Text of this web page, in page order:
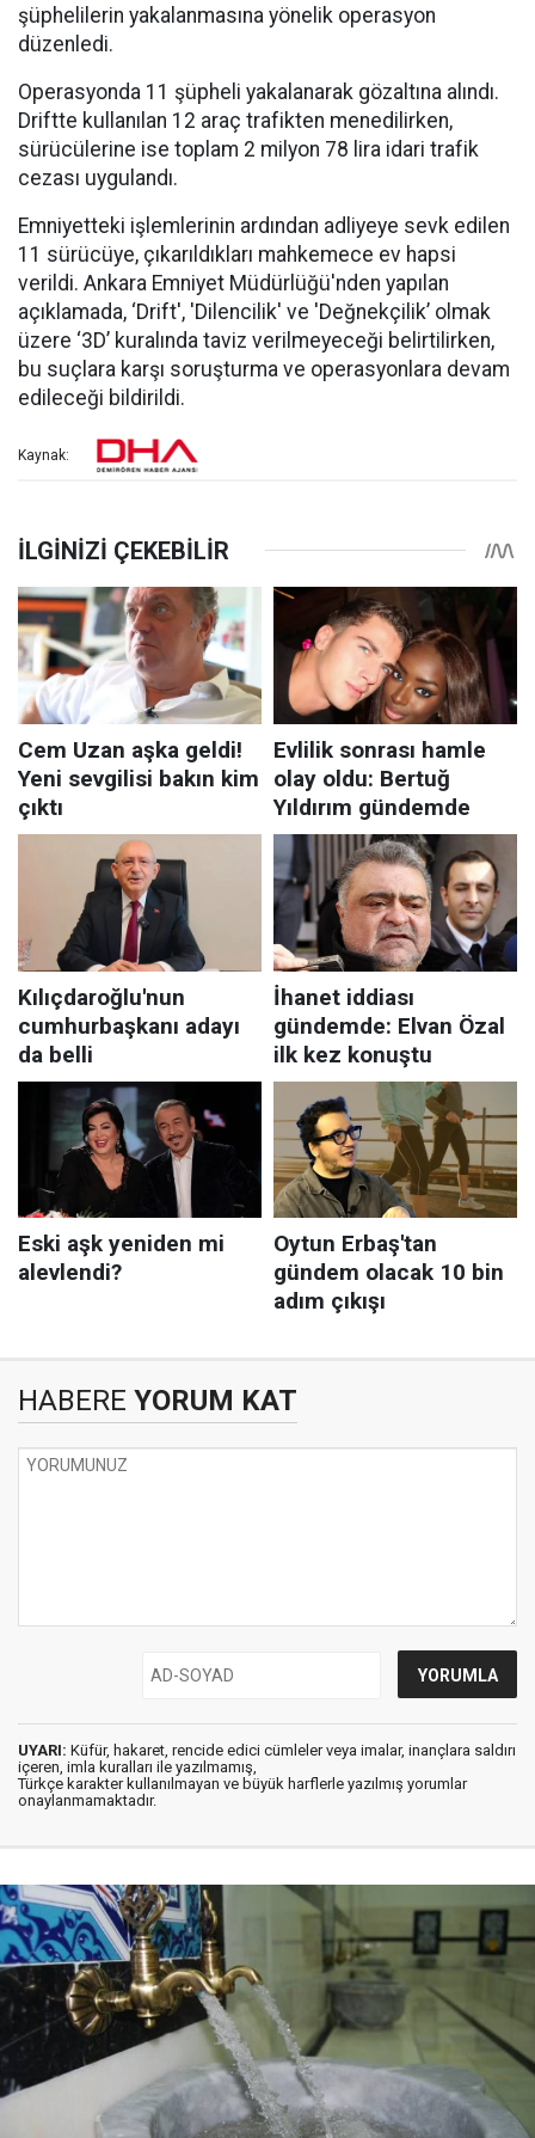
şüphelilerin yakalanmasına yönelik operasyon
düzenledi.
Operasyonda 11 şüpheli yakalanarak gözaltına alındı.
Driftte kullanılan 12 araç trafikten menedilirken,
sürücülerine ise toplam 2 milyon 78 lira idari trafik
cezası uygulandı.
Emniyetteki işlemlerinin ardından adliyeye sevk edilen
11 sürücüye, çıkarıldıkları mahkemece ev hapsi
verildi. Ankara Emniyet Müdürlüğü'nden yapılan
açıklamada, ‘Drift', 'Dilencilik' ve 'Değnekçilik’ olmak
üzere ‘3D’ kuralında taviz verilmeyeceği belirtilirken,
bu suçlara karşı soruşturma ve operasyonlara devam
edileceği bildirildi.
Kaynak:
HABERE YORUM KAT
UYARI: Küfür, hakaret, rencide edici cümleler veya imalar, inançlara saldırı
içeren, imla kuralları ile yazılmamış,
Türkçe karakter kullanılmayan ve büyük harflerle yazılmış yorumlar
onaylanmamaktadır.